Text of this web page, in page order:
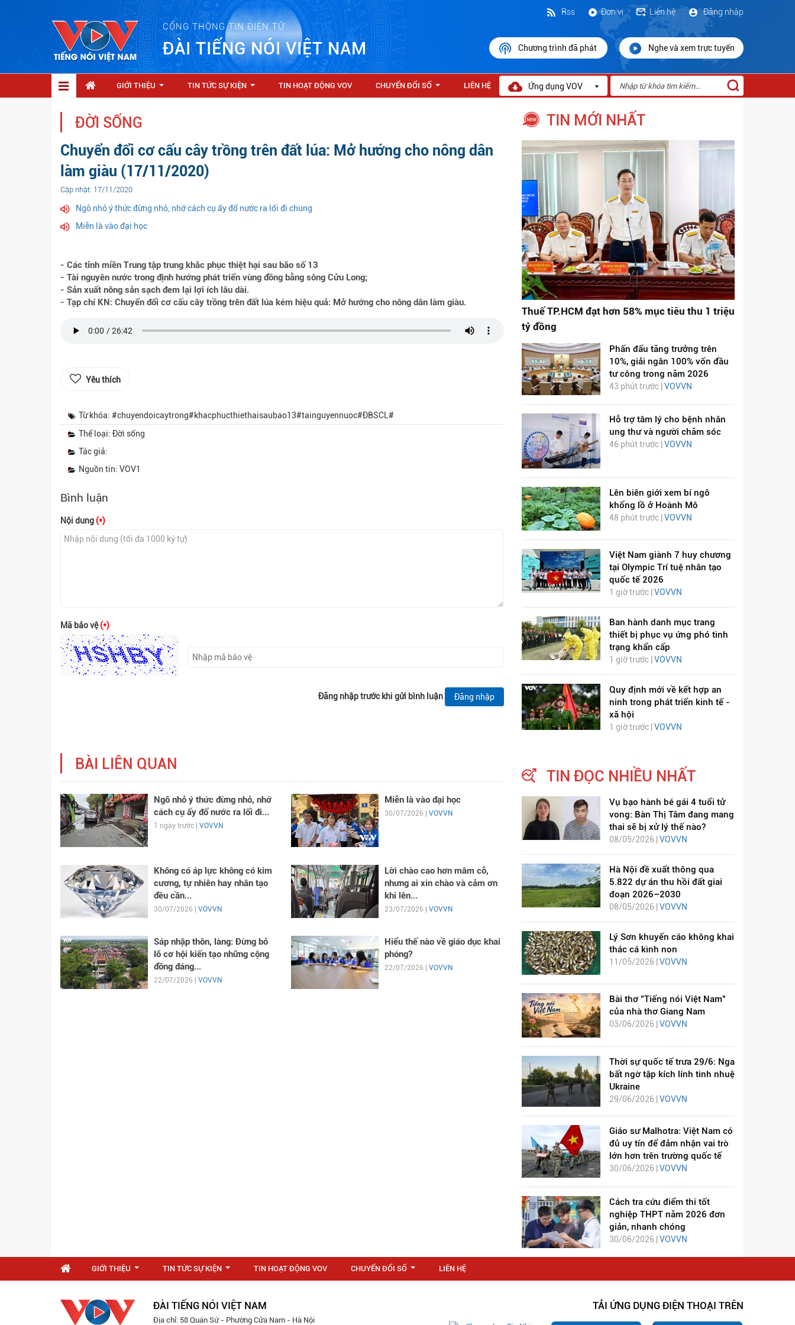
CỔNG THÔNG TIN ĐIỆN TỬ
ĐÀI TIẾNG NÓI VIỆT NAM
Đăng nhập
Liên hệ
Đơn vị
Rss
Chương trình đã phát Nghe và xem trực tuyến
GIỚI THIỆU TIN TỨC SỰ KIỆN TIN HOẠT ĐỘNG VOV CHUYỂN ĐỔI SỐ LIÊN HỆ Ứng dụng VOV
ĐỜI SỐNG
Chuyển đổi cơ cấu cây trồng trên đất lúa: Mở hướng cho nông dân
làm giàu (17/11/2020)
Cập nhật: 17/11/2020
Ngõ nhỏ ý thức đừng nhỏ, nhớ cách cụ ấy đổ nước ra lối đi chung
Miễn là vào đại học
- Các tỉnh miền Trung tập trung khắc phục thiệt hại sau bão số 13
- Tài nguyên nước trong định hướng phát triển vùng đồng bằng sông Cửu Long;
- Sản xuất nông sản sạch đem lại lợi ích lâu dài.
- Tạp chí KN: Chuyển đổi cơ cấu cây trồng trên đất lúa kém hiệu quả: Mở hướng cho nông dân làm giàu.
Yêu thích
Từ khóa: #chuyendoicaytrong#khacphucthiethaisaubao13#tainguyennuoc#ĐBSCL#
Thể loại: Đời sống
Tác giả:
Nguồn tin: VOV1
Bình luận
Nội dung (*)
Mã bảo vệ(*)
Đăng nhập trước khi gửi bình luận Đăng nhập
BÀI LIÊN QUAN
Ngõ nhỏ ý thức đừng nhỏ, nhớ
cách cụ ấy đổ nước ra lối đi...
1 ngày trước | VOVVN
Miễn là vào đại học
30/07/2026 | VOVVN
Không có áp lực không có kim
cương, tự nhiên hay nhân tạo
đều cần...
30/07/2026 | VOVVN
Lời chào cao hơn mâm cỗ,
nhưng ai xin chào và cảm ơn
khi lên...
23/07/2026 | VOVVN
Sáp nhập thôn, làng: Đừng bỏ
lỡ cơ hội kiến tạo những cộng
đồng đáng...
22/07/2026 | VOVVN
Hiểu thế nào về giáo dục khai
phóng?
22/07/2026 | VOVVN
TIN MỚI NHẤT
Thuế TP.HCM đạt hơn 58% mục tiêu thu 1 triệu
tỷ đồng
Phấn đấu tăng trưởng trên
10%, giải ngân 100% vốn đầu
tư công trong năm 2026
43 phút trước | VOVVN
Hỗ trợ tâm lý cho bệnh nhân
ung thư và người chăm sóc
46 phút trước | VOVVN
Lên biên giới xem bí ngô
khổng lồ ở Hoành Mô
48 phút trước | VOVVN
Việt Nam giành 7 huy chương
tại Olympic Trí tuệ nhân tạo
quốc tế 2026
1 giờ trước | VOVVN
Ban hành danh mục trang
thiết bị phục vụ ứng phó tình
trạng khẩn cấp
1 giờ trước | VOVVN
Quy định mới về kết hợp an
ninh trong phát triển kinh tế -
xã hội
1 giờ trước | VOVVN
TIN ĐỌC NHIỀU NHẤT
Vụ bạo hành bé gái 4 tuổi tử
vong: Bàn Thị Tâm đang mang
thai sẽ bị xử lý thế nào?
08/05/2026 | VOVVN
Hà Nội đề xuất thông qua
5.822 dự án thu hồi đất giai
đoạn 2026–2030
08/05/2026 | VOVVN
Lý Sơn khuyến cáo không khai
thác cá kình non
11/05/2026 | VOVVN
Bài thơ "Tiếng nói Việt Nam"
của nhà thơ Giang Nam
03/06/2026 | VOVVN
Thời sự quốc tế trưa 29/6: Nga
bất ngờ tập kích lính tinh nhuệ
Ukraine
29/06/2026 | VOVVN
Giáo sư Malhotra: Việt Nam có
đủ uy tín để đảm nhận vai trò
lớn hơn trên trường quốc tế
30/06/2026 | VOVVN
Cách tra cứu điểm thi tốt
nghiệp THPT năm 2026 đơn
giản, nhanh chóng
30/06/2026 |VOVVN
GIỚI THIỆU TIN TỨC SỰ KIỆN TIN HOẠT ĐỘNG VOV CHUYỂN ĐỔI SỐ LIÊN HỆ
ĐÀI TIẾNG NÓI VIỆT NAM
Địa chỉ: 58 Quán Sứ - Phường Cửa Nam - Hà Nội
TẢI ỨNG DỤNG ĐIỆN THOẠI TRÊN